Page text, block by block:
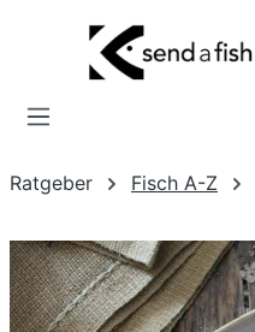
Zum Hauptinhalt springen
Ratgeber Fisch A-Z